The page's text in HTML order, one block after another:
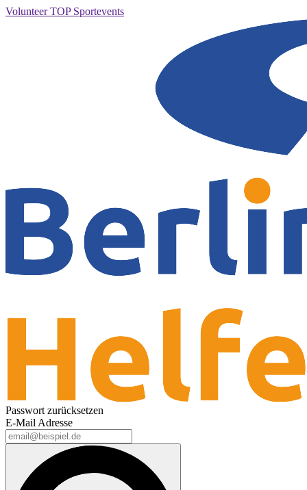
Volunteer TOP Sportevents
Passwort zurücksetzen
E-Mail Adresse